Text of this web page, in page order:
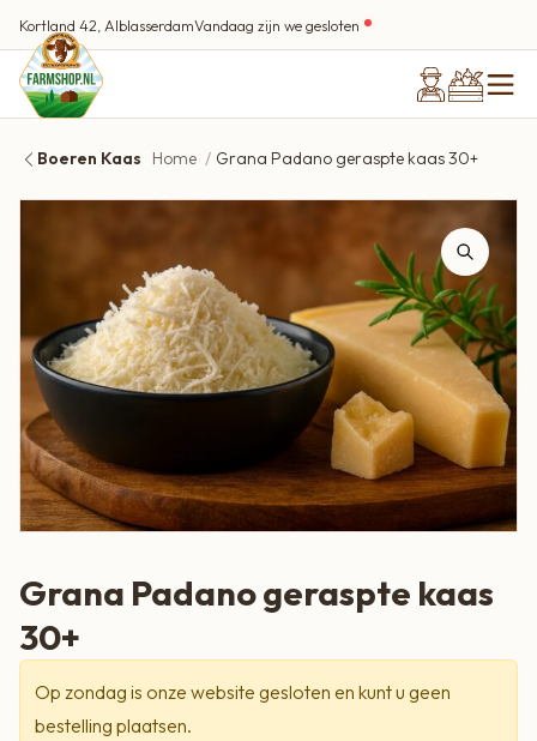
Kortland 42, AlblasserdamVandaag zijn we gesloten
Boeren Kaas Home Grana Padano geraspte kaas 30+
Grana Padano geraspte kaas
30+
Op zondag is onze website gesloten en kunt u geen
bestelling plaatsen.